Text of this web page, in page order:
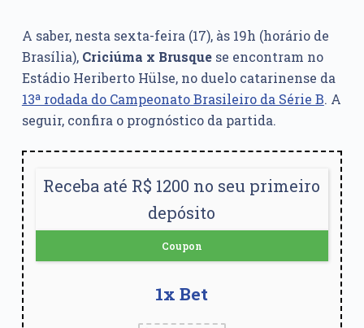
A saber, nesta sexta-feira (17), às 19h (horário de
Brasília), Criciúma x Brusquese encontram no
Estádio Heriberto Hülse, no duelo catarinense da
13ª rodada do Campeonato Brasileiro da Série B. A
seguir, confira o prognóstico da partida.
Receba até R$ 1200 no seu primeiro
depósito
Coupon
1x Bet